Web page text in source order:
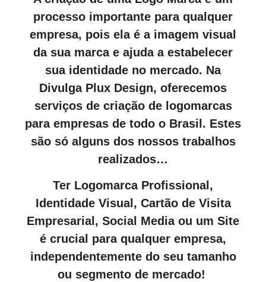
processo importante para qualquer
empresa, pois ela é a imagem visual
da sua marca e ajuda a estabelecer
sua identidade no mercado. Na
Divulga Plux Design, oferecemos
serviços de criação de logomarcas
para empresas de todo o Brasil. Estes
são só alguns dos nossos trabalhos
realizados…
Ter Logomarca Profissional,
Identidade Visual, Cartão de Visita
Empresarial, Social Media ou um Site
é crucial para qualquer empresa,
independentemente do seu tamanho
ou segmento de mercado!